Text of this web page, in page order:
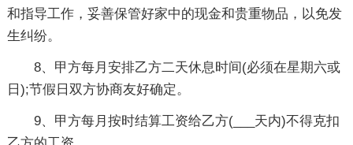
和指导工作，妥善保管好家中的现金和贵重物品，以免发
生纠纷。
8、甲方每月安排乙方二天休息时间(必须在星期六或
日);节假日双方协商友好确定。
9、甲方每月按时结算工资给乙方(___天内)不得克扣